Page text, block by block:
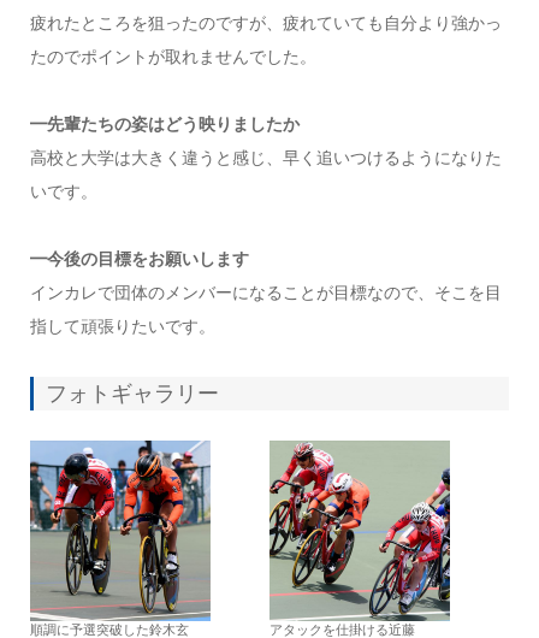
疲れたところを狙ったのですが、疲れていても自分より強かっ
たのでポイントが取れませんでした。
━先輩たちの姿はどう映りましたか
高校と大学は大きく違うと感じ、早く追いつけるようになりた
いです。
━今後の目標をお願いします
インカレで団体のメンバーになることが目標なので、そこを目
指して頑張りたいです。
フォトギャラリー
順調に予選突破した鈴木玄 アタックを仕掛ける近藤